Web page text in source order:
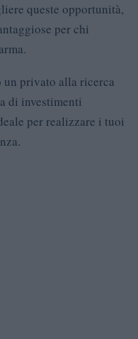
queste opportunità,
per chi
un privato alla ricerca
di investimenti
per realizzare i tuoi